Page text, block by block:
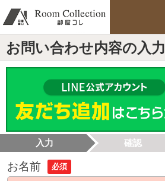
お問い合わせ内容の入力
入力 確認
お名前 必須